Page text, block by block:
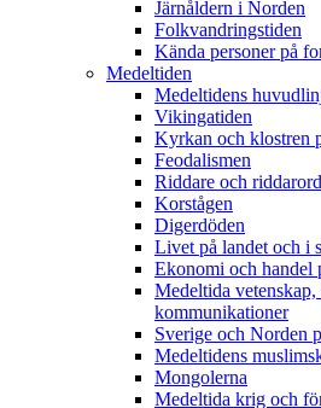
Järnåldern i Norden
Folkvandringstiden
Kända personer på
Medeltiden
Medeltidens
Vikingatiden
Kyrkan och klostren
Feodalismen
Riddare och
Korstågen
Digerdöden
Livet på landet och i
Ekonomi och handel
Medeltida
kommunikationer
Sverige och Norden
Medeltidens
Mongolerna
Medeltida krig och